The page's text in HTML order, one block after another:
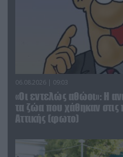
06.08.2026 | 09:03
«Οι εντελώς αθώοι»: Η
τα ζώα που χάθηκαν στις
Αττικής (φωτο)